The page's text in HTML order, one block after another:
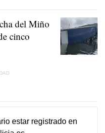
del Miño
cinco
estar registradoen